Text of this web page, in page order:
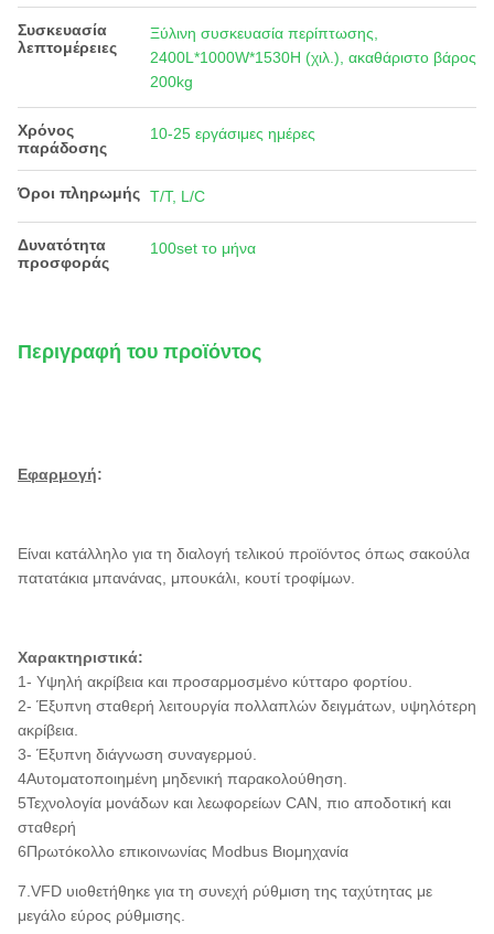
Συσκευασία
λεπτομέρειες
Ξύλινη συσκευασία περίπτωσης,
2400L*1000W*1530H (χιλ.), ακαθάριστο βάρος
200kg
Χρόνος
παράδοσης
10-25 εργάσιμες ημέρες
Όροι πληρωμής T/T, L/C
Δυνατότητα
προσφοράς
100set το μήνα
Περιγραφή του προϊόντος
Εφαρμογή:
Είναι κατάλληλο για τη διαλογή τελικού προϊόντος όπως σακούλα
πατατάκια μπανάνας, μπουκάλι, κουτί τροφίμων.
Χαρακτηριστικά:
1- Υψηλή ακρίβεια και προσαρμοσμένο κύτταρο φορτίου.
2- Έξυπνη σταθερή λειτουργία πολλαπλών δειγμάτων, υψηλότερη
ακρίβεια.
3- Έξυπνη διάγνωση συναγερμού.
4Αυτοματοποιημένη μηδενική παρακολούθηση.
5Τεχνολογία μονάδων και λεωφορείων CAN, πιο αποδοτική και
σταθερή
6Πρωτόκολλο επικοινωνίας Modbus Βιομηχανία
7.VFD υιοθετήθηκε για τη συνεχή ρύθμιση της ταχύτητας με
μεγάλο εύρος ρύθμισης.